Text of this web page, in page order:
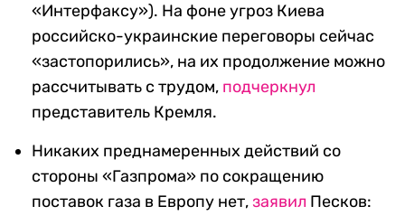
«Интерфаксу»). На фоне угроз Киева
российско-украинские переговоры сейчас
«застопорились», на их продолжение можно
рассчитывать с трудом, подчеркнул
представитель Кремля.
Никаких преднамеренных действий со
стороны «Газпрома» по сокращению
поставок газа в Европу нет,заявил Песков: